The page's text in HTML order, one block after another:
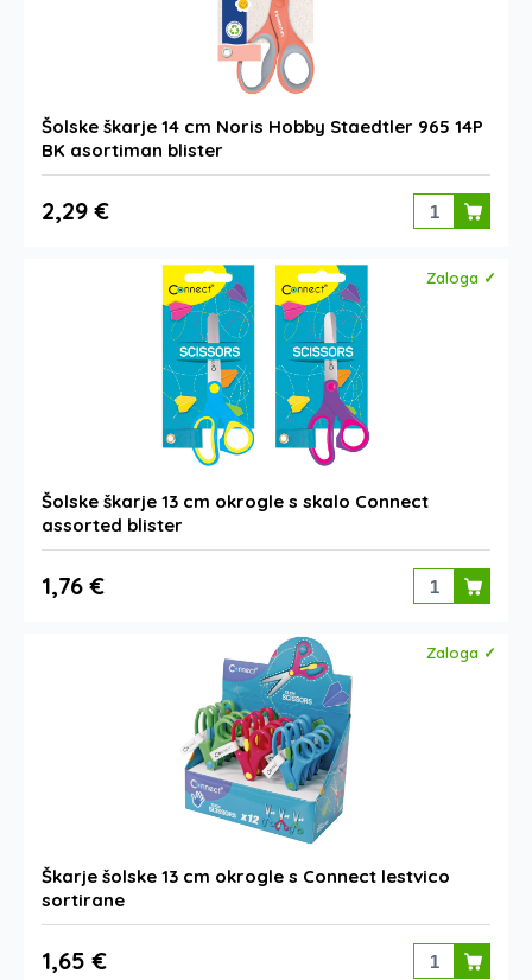
Šolske škarje 14 cm Noris Hobby Staedtler 965 14P
BK asortiman blister
2,29 €
Zaloga ✓
Šolske škarje 13 cm okrogle s skalo Connect
assorted blister
1,76 €
Zaloga ✓
Škarje šolske 13 cm okrogle s Connect lestvico
sortirane
1,65 €